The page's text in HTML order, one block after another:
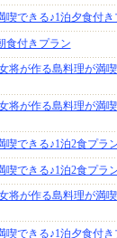
できる♪1泊夕食付き
食付きプラン
将が作る島料理が満
将が作る島料理が満
喫できる♪1泊2食プラ
喫できる♪1泊2食プラ
将が作る島料理が満
できる♪1泊夕食付き